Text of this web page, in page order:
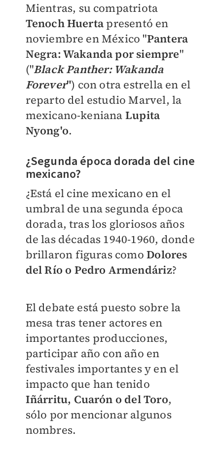
Mientras, su compatriota
Tenoch Huerta presentó en
noviembre en México "Pantera
Negra: Wakanda por siempre"
("Black Panther: Wakanda
Forever") con otra estrella en el
reparto del estudio Marvel, la
mexicano-keniana Lupita
Nyong'o.
¿Segunda época dorada del cine
mexicano?
¿Está el cine mexicano en el
umbral de una segunda época
dorada, tras los gloriosos años
de las décadas 1940-1960, donde
brillaron figuras comoDolores
del Río o Pedro Armendáriz?
El debate está puesto sobre la
mesa tras tener actores en
importantes producciones,
participar año con año en
festivales importantes y en el
impacto que han tenido
Iñárritu, Cuarón o del Toro,
sólo por mencionar algunos
nombres.